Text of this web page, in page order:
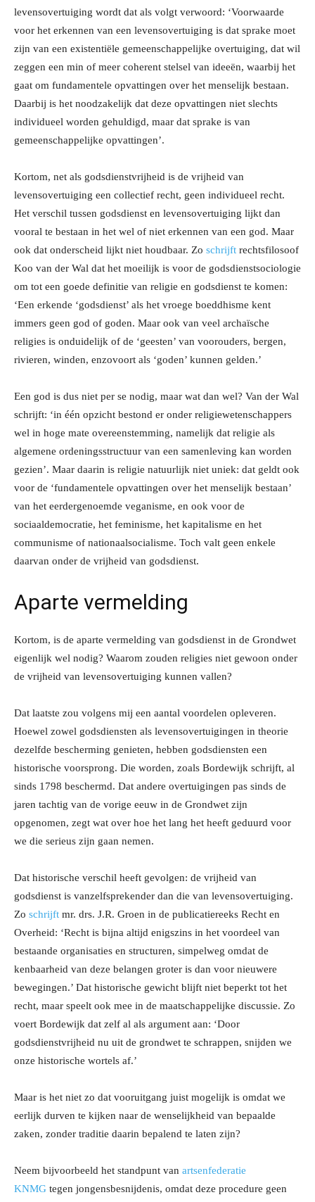
levensovertuiging wordt dat als volgt verwoord: ‘Voorwaarde
voor het erkennen van een levensovertuiging is dat sprake moet
zijn van een existentiële gemeenschappelijke overtuiging, dat wil
zeggen een min of meer coherent stelsel van ideeën, waarbij het
gaat om fundamentele opvattingen over het menselijk bestaan.
Daarbij is het noodzakelijk dat deze opvattingen niet slechts
individueel worden gehuldigd, maar dat sprake is van
gemeenschappelijke opvattingen’.
Kortom, net als godsdienstvrijheid is de vrijheid van
levensovertuiging een collectief recht, geen individueel recht.
Het verschil tussen godsdienst en levensovertuiging lijkt dan
vooral te bestaan in het wel of niet erkennen van een god. Maar
ook dat onderscheid lijkt niet houdbaar. Zo schrijft rechtsfilosoof
Koo van der Wal dat het moeilijk is voor de godsdienstsociologie
om tot een goede definitie van religie en godsdienst te komen:
‘Een erkende ‘godsdienst’ als het vroege boeddhisme kent
immers geen god of goden. Maar ook van veel archaïsche
religies is onduidelijk of de ‘geesten’ van voorouders, bergen,
rivieren, winden, enzovoort als ‘goden’ kunnen gelden.’
Een god is dus niet per se nodig, maar wat dan wel? Van der Wal
schrijft: ‘in één opzicht bestond er onder religiewetenschappers
wel in hoge mate overeenstemming, namelijk dat religie als
algemene ordeningsstructuur van een samenleving kan worden
gezien’. Maar daarin is religie natuurlijk niet uniek: dat geldt ook
voor de ‘fundamentele opvattingen over het menselijk bestaan’
van het eerdergenoemde veganisme, en ook voor de
sociaaldemocratie, het feminisme, het kapitalisme en het
communisme of nationaalsocialisme. Toch valt geen enkele
daarvan onder de vrijheid van godsdienst.
Aparte vermelding
Kortom, is de aparte vermelding van godsdienst in de Grondwet
eigenlijk wel nodig? Waarom zouden religies niet gewoon onder
de vrijheid van levensovertuiging kunnen vallen?
Dat laatste zou volgens mij een aantal voordelen opleveren.
Hoewel zowel godsdiensten als levensovertuigingen in theorie
dezelfde bescherming genieten, hebben godsdiensten een
historische voorsprong. Die worden, zoals Bordewijk schrijft, al
sinds 1798 beschermd. Dat andere overtuigingen pas sinds de
jaren tachtig van de vorige eeuw in de Grondwet zijn
opgenomen, zegt wat over hoe het lang het heeft geduurd voor
we die serieus zijn gaan nemen.
Dat historische verschil heeft gevolgen: de vrijheid van
godsdienst is vanzelfsprekender dan die van levensovertuiging.
Zo schrijft mr. drs. J.R. Groen in de publicatiereeks Recht en
Overheid: ‘Recht is bijna altijd enigszins in het voordeel van
bestaande organisaties en structuren, simpelweg omdat de
kenbaarheid van deze belangen groter is dan voor nieuwere
bewegingen.’ Dat historische gewicht blijft niet beperkt tot het
recht, maar speelt ook mee in de maatschappelijke discussie. Zo
voert Bordewijk dat zelf al als argument aan: ‘Door
godsdienstvrijheid nu uit de grondwet te schrappen, snijden we
onze historische wortels af.’
Maar is het niet zo dat vooruitgang juist mogelijk is omdat we
eerlijk durven te kijken naar de wenselijkheid van bepaalde
zaken, zonder traditie daarin bepalend te laten zijn?
Neem bijvoorbeeld het standpunt van artsenfederatie
KNMG tegen jongensbesnijdenis, omdat deze procedure geen